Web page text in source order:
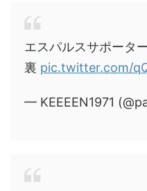
エスパルスサポータ
裏 pic.twitter.com/
— KEEEEN1971